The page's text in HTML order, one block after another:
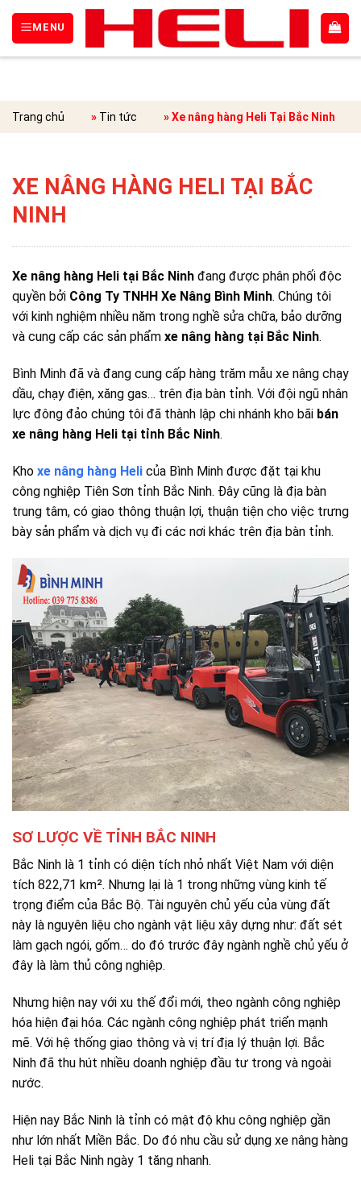
Skip
MENU
Tìm
kiếm:
Trang chủ » Tin tức »Xe nâng hàng Heli Tại Bắc Ninh
XE NÂNG HÀNG HELI TẠI BẮC
NINH
Xe nâng hàng Heli tại Bắc Ninh đang được phân phối độc
quyền bởi Công Ty TNHH Xe Nâng Bình Minh. Chúng tôi
với kinh nghiệm nhiều năm trong nghề sửa chữa, bảo dưỡng
và cung cấp các sản phẩm xe nâng hàng tại Bắc Ninh.
Bình Minh đã và đang cung cấp hàng trăm mẫu xe nâng chạy
dầu, chạy điện, xăng gas… trên địa bàn tỉnh. Với đội ngũ nhân
lực đông đảo chúng tôi đã thành lập chi nhánh kho bãi bán
xe nâng hàng Heli tại tỉnh Bắc Ninh.
Kho xe nâng hàng Heli của Bình Minh được đặt tại khu
công nghiệp Tiên Sơn tỉnh Bắc Ninh. Đây cũng là địa bàn
trung tâm, có giao thông thuận lợi, thuận tiện cho việc trưng
bày sản phẩm và dịch vụ đi các nơi khác trên địa bàn tỉnh.
SƠ LƯỢC VỀ TỈNH BẮC NINH
Bắc Ninh là 1 tỉnh có diện tích nhỏ nhất Việt Nam với diện
tích 822,71 km². Nhưng lại là 1 trong những vùng kinh tế
trọng điểm của Bắc Bộ. Tài nguyên chủ yếu của vùng đất
này là nguyên liệu cho ngành vật liệu xây dựng như: đất sét
làm gạch ngói, gốm… do đó trước đây ngành nghề chủ yếu ở
đây là làm thủ công nghiệp.
Nhưng hiện nay với xu thế đổi mới, theo ngành công nghiệp
hóa hiện đại hóa. Các ngành công nghiệp phát triển mạnh
mẽ. Với hệ thống giao thông và vị trí địa lý thuận lợi. Bắc
Ninh đã thu hút nhiều doanh nghiệp đầu tư trong và ngoài
nước.
Hiện nay Bắc Ninh là tỉnh có mật độ khu công nghiệp gần
như lớn nhất Miền Bắc. Do đó nhu cầu sử dụng xe nâng hàng
Heli tại Bắc Ninh ngày 1 tăng nhanh.